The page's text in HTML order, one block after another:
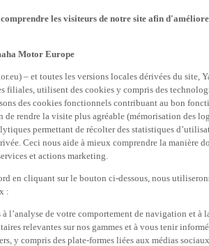
les visiteurs de notre site afin
Motor Europe
– et toutes les versions locales dérivées du site,
filiales, utilisent des cookies y compris des
des cookies fonctionnels contribuant au bon
de rendre la visite plus agréable (mémorisation des
permettant de récolter des statistiques
Ceci nous aide à mieux comprendre la manière
et actions marketing.
en cliquant sur le bouton ci-dessous, nous
:
à l’analyse de votre comportement de navigation et à
relevantes sur nos gammes et à vous tenir
y compris des plate-formes liées aux médias